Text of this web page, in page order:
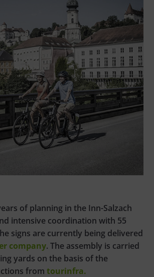
of planning in the Inn-Salzach
intensive coordination with 55
signs are currently being delivered
company. The assembly is carried
yards on the basis of the
from tourinfra.